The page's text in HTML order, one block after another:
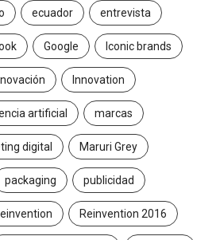
ecuador entrevista
Google Iconic brands
Innovation
artificial marcas
digital Maruri Grey
packaging publicidad
Reinvention 2016